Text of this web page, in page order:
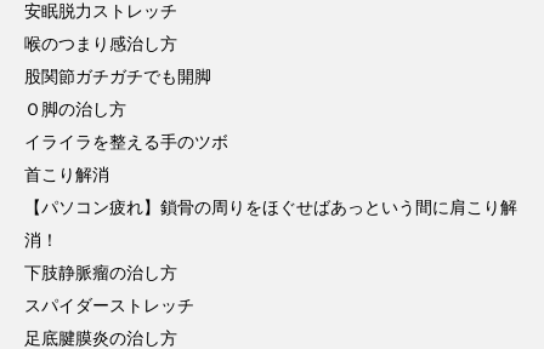
安眠脱力ストレッチ
喉のつまり感治し方
股関節ガチガチでも開脚
Ｏ脚の治し方
イライラを整える手のツボ
首こり解消
【パソコン疲れ】鎖骨の周りをほぐせばあっという間に肩こり解
消！
下肢静脈瘤の治し方
スパイダーストレッチ
足底腱膜炎の治し方